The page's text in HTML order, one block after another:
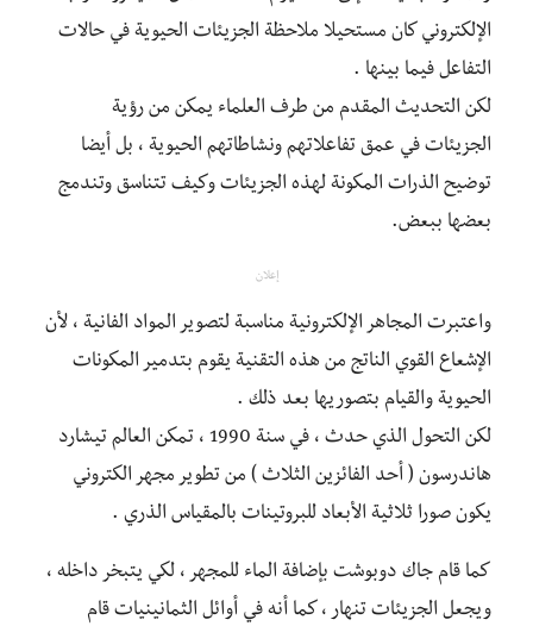
الإلكتروني كان مستحيلا ملاحظة الجزيئات الحيوية في حالات
التفاعل فيما بينها .
لكن التحديث المقدم من طرف العلماء يمكن من رؤية
الجزيئات في عمق تفاعلاتهم ونشاطاتهم الحيوية ، بل أيضا
توضيح الذرات المكونة لهذه الجزيئات وكيف تتناسق وتندمج
بعضها ببعض.
إعلان
واعتبرت المجاهر الإلكترونية مناسبة لتصوير المواد الفانية ، لأن
الإشعاع القوي الناتج من هذه التقنية يقوم بتدمير المكونات
الحيوية والقيام بتصوريها بعد ذلك .
لكن التحول الذي حدث ، في سنة 1990 ، تمكن العالم تيشارد
هاندرسون ( أحد الفائزين الثلاث ) من تطوير مجهر الكتروني
يكون صورا ثلاثية الأبعاد للبروتينات بالمقياس الذري .
كما قام جاك دوبوشت بإضافة الماء للمجهر ، لكي يتبخر داخله ،
ويجعل الجزيئات تنهار ، كما أنه في أوائل الثمانينيات قام